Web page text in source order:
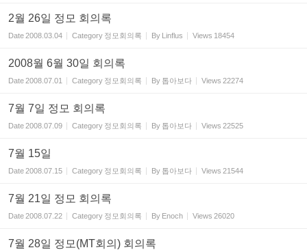
2월 26일 정모 회의록
Date2008.03.04 Category 정모회의록 By Linflus Views 18454
2008월 6월 30일 회의록
Date2008.07.01 Category 정모회의록 By 톱아보다 Views 22274
7월 7일 정모 회의록
Date2008.07.09 Category 정모회의록 By 톱아보다 Views 22525
7월 15일
Date2008.07.15 Category 정모회의록 By 톱아보다 Views 21544
7월 21일 정모 회의록
Date2008.07.22 Category 정모회의록 By Enoch Views 26020
7월 28일 정모(MT회의) 회의록